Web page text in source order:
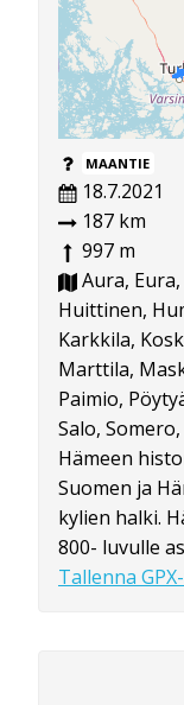
MAANTIE
18.7.2021
187 km
997 m
Aura,
Huittinen,
Karkkila,
Marttila,
Paimio,
Salo,
Hämeen
Suomen ja
kylien halki.
800- luvulle
Tallenna